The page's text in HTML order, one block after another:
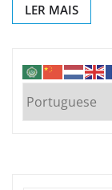
LER MAIS